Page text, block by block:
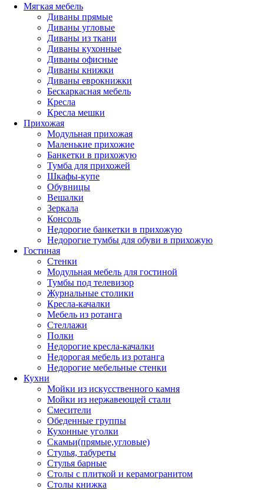
Мягкая мебель
Диваны прямые
Диваны угловые
Диваны из ткани
Диваны кухонные
Диваны офисные
Диваны книжки
Диваны еврокнижки
Бескаркасная мебель
Кресла
Кресла мешки
Прихожая
Модульная прихожая
Маленькие прихожие
Банкетки в прихожую
Тумба для прихожей
Шкафы-купе
Обувницы
Вешалки
Зеркала
Консоль
Недорогие банкетки в прихожую
Недорогие тумбы для обуви в прихожую
Гостиная
Стенки
Модульная мебель для гостиной
Тумбы под телевизор
Журнальные столики
Кресла-качалки
Мебель из ротанга
Стеллажи
Полки
Недорогие кресла-качалки
Недорогая мебель из ротанга
Недорогие мебельные стенки
Кухни
Мойки из искусственного камня
Мойки из нержавеющей стали
Смесители
Обеденные группы
Кухонные уголки
Скамьи(прямые,угловые)
Стулья, табуреты
Стулья барные
Столы с плиткой и керамогранитом
Столы книжка